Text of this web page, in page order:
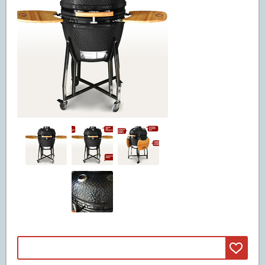
Машины смита(3)
Свободные веса(20)
(11)
Гантели и штанги
(4)
Реабилитация и лечение(5)
(5)
Массажные столы
Вибромассажеры
Массажные кресла
Детские спортивные комплексы
ДСК из дерева(42)
Батуты
Батуты пружинные(67)